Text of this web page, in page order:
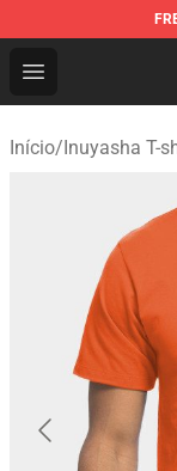
Open menu
Inuyasha
Início/Inuyasha T-